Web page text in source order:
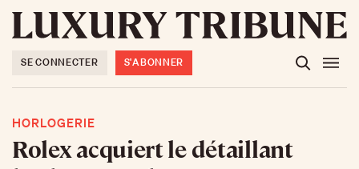
SE CONNECTER S'ABONNER
HORLOGERIE
Rolex acquiert le détaillant